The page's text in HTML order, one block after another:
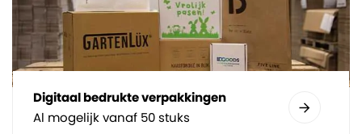
Digitaal bedrukte verpakkingen
Al mogelijk vanaf 50 stuks